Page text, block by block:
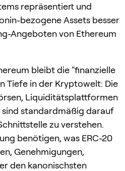
repräsentiert und
bezogene Assets besser
Angeboten von Ethereum
bleibt die "finanzielle
Tiefe in der Kryptowelt: Die
Liquiditätsplattformen
standardmäßig darauf
zu verstehen.
benötigen, was ERC-20
Genehmigungen,
den kanonischsten